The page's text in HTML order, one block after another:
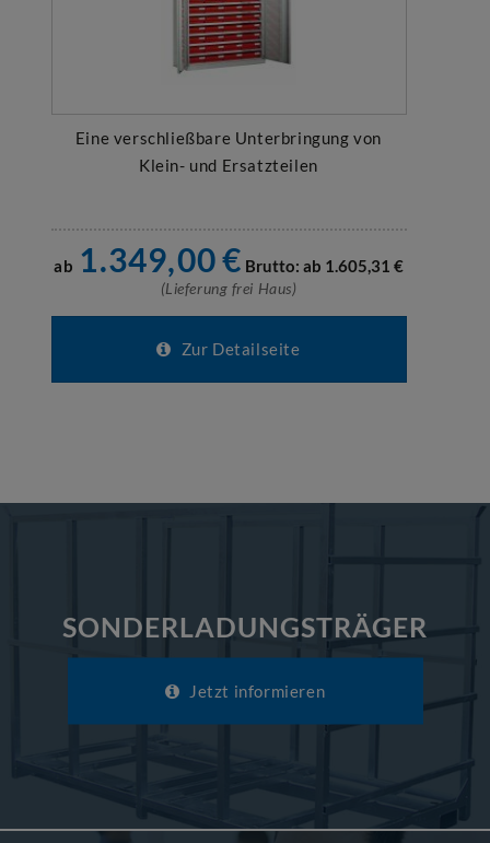
Eine verschließbare Unterbringung von
Klein- und Ersatzteilen
ab 1.349,00€ Brutto: ab 1.605,31 €
(Lieferung frei Haus)
Zur Detailseite
SONDERLADUNGSTRÄGER
Jetzt informieren